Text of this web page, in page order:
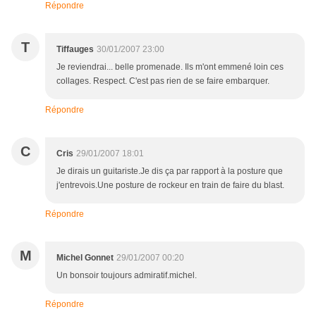
Répondre
T Tiffauges 30/01/2007 23:00
Je reviendrai... belle promenade. Ils m'ont emmené loin ces
collages. Respect. C'est pas rien de se faire embarquer.
Répondre
C Cris 29/01/2007 18:01
Je dirais un guitariste.Je dis ça par rapport à la posture que
j'entrevois.Une posture de rockeur en train de faire du blast.
Répondre
M Michel Gonnet 29/01/2007 00:20
Un bonsoir toujours admiratif.michel.
Répondre